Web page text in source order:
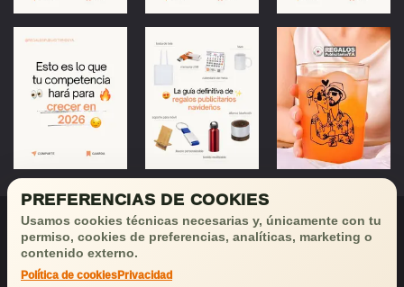
PREFERENCIAS DE COOKIES
Usamos cookies técnicas necesarias y, únicamente con tu
permiso, cookies de preferencias, analíticas, marketing o
contenido externo.
Política de cookies Privacidad